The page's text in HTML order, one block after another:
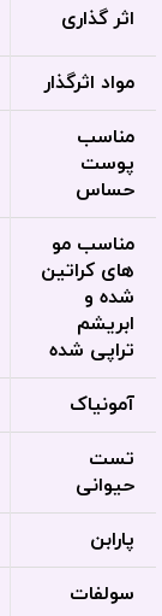
اثر گذاری
مواد اثرگذار
مناسب
پوست
حساس
مناسب مو
های کراتین
شده و
ابریشم
تراپی شده
آمونیاک
تست
حیوانی
پارابن
سولفات